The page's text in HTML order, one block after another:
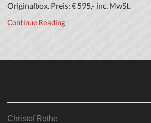
Originalbox. Preis: € 595,- inc. MwSt.
Continue Reading
Christof Rothe